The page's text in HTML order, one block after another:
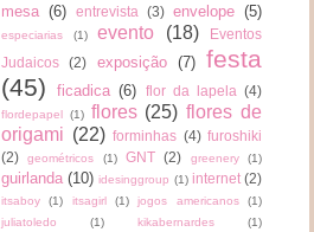
mesa (6) entrevista (3) envelope (5)
especiarias (1) evento (18)
Eventos
Judaicos
(2) exposição (7)
festa
(45)
ficadica (6) flor da lapela (4)
flordepapel (1) flores (25) flores de
origami (22) forminhas (4) furoshiki
(2)
geométricos (1) GNT (2) greenery (1)
guirlanda (10) idesinggroup (1) internet (2)
itsaboy (1) itsagirl (1) jogos americanos
(1)
juliatoledo
(1) kikabernardes
(1)